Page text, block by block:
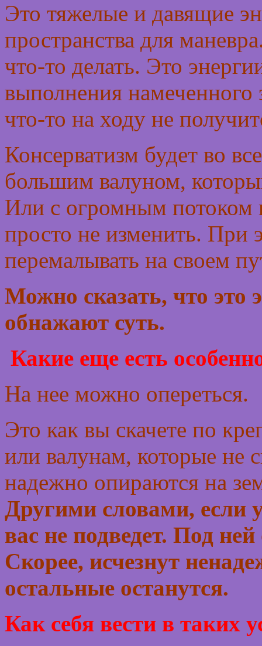
Это тяжелые и давящие
пространства для
что-то делать. Это
выполнения намеченного
что-то на ходу не
Консерватизм будет во
большим валуном,
Или с огромным потоком
просто не изменить. При
перемалывать на своем
Можно сказать, что это
обнажают суть.
Какие еще есть
На нее можно опереться.
Это как вы скачете по
или валунам, которые не
надежно опираются на
Другими словами, если
вас не подведет. Под
Скорее, исчезнут
остальные останутся.
Как себя вести в таких